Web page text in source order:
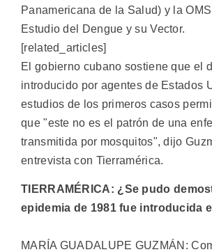
Panamericana de la Salud) y la OMS
Estudio del Dengue y su Vector.
[related_articles]
El gobierno cubano sostiene que el
introducido por agentes de Estados
estudios de los primeros casos
que "este no es el patrón de una
transmitida por mosquitos", dijo
entrevista con Tierramérica.
TIERRAMÉRICA: ¿Se pudo
epidemia de 1981 fue introducida
MARÍA GUADALUPE GUZMÁN: